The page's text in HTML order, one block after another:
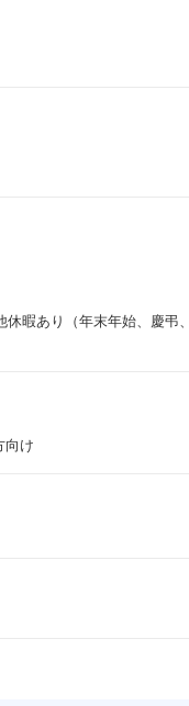
暇あり（年末年始、慶弔
向け